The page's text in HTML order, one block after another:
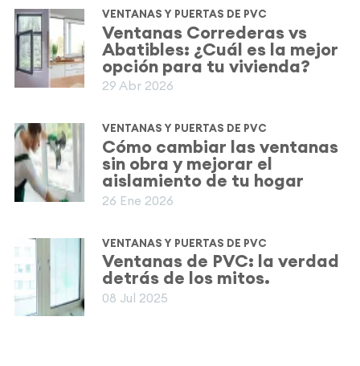
VENTANAS Y PUERTAS DE PVC
Ventanas Correderas vs
Abatibles: ¿Cuál es la mejor
opción para tu vivienda?
29 Abr 2026
VENTANAS Y PUERTAS DE PVC
Cómo cambiar las ventanas
sin obra y mejorar el
aislamiento de tu hogar
26 Ene 2026
VENTANAS Y PUERTAS DE PVC
Ventanas de PVC: la verdad
detrás de los mitos.
08 Jul 2025